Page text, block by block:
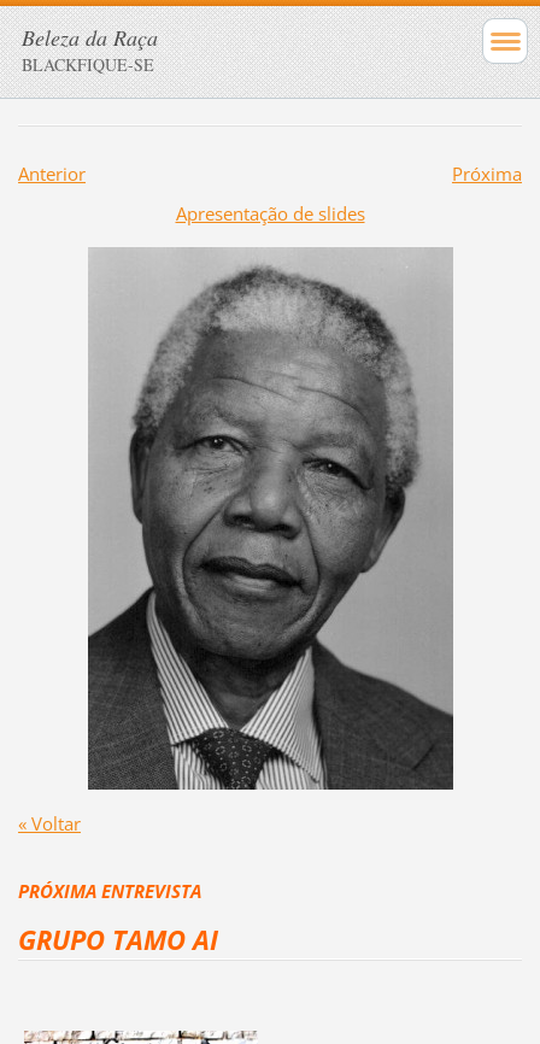
Beleza da Raça
BLACKFIQUE-SE
Anterior
Próxima
Apresentação de slides
« Voltar
PRÓXIMA ENTREVISTA
GRUPO TAMO AI